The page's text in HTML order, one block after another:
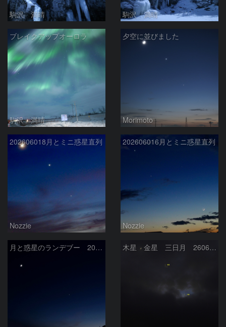
駒沢 満晴 駒沢 満晴
ブレイクアップオーロラ
駒沢 満晴
夕空に並びました
Morimoto
202606018月とミニ惑星直列
Nozzie
202606016月とミニ惑星直列
Nozzie
月と惑星のランデブー 2026/06/19 木星 金星 三日月 260618